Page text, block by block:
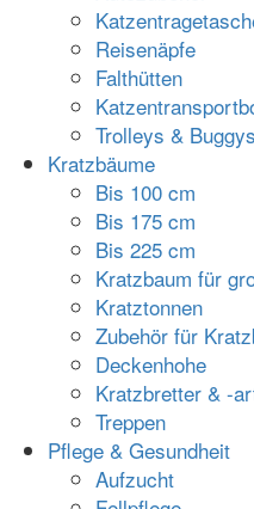
Reisenäpfe
Falthütten
Trolleys & Buggys
Kratzbäume
Bis 100 cm
Bis 175 cm
Bis 225 cm
Kratzbaum für
Kratztonnen
Zubehör für
Deckenhohe
Kratzbretter & -
Treppen
Pflege & Gesundheit
Aufzucht